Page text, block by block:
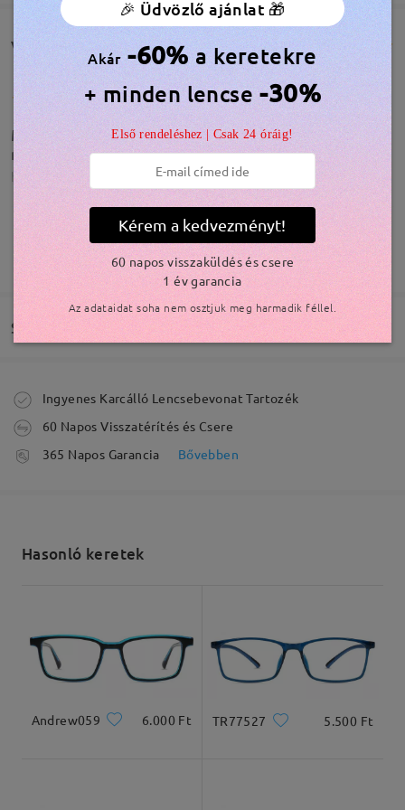
Modellinformáció
arcforma
Termékméretek
Vásárlói vélemények(83)
Minden rendben van. Gyors szállítás, elvárt
minőség :)
by Varróné György Sára on Nov 22 , 2025
Rendben
by Julianna onNov 12 , 2025
Írjon egy véleményt
TOVÁBBIAK MEGJELENÍTÉSE
Szállítás
Megrendelés leadva
feldolgozási idő
Kiszállítva
Ingyenes Karcálló Lencsebevonat Tartozék
60 Napos Visszatérítés és Csere
365 Napos Garancia
Bővebben
Hasonló keretek
Andrew059 6.000 Ft TR77527 5.500 Ft
🎉 Üdvözlő ajánlat 🎁
Akár -60% a keretekre
+ minden lencse -30%
Első rendeléshez | Csak 24 óráig!
Kérem a kedvezményt!
60 napos visszaküldés és csere
1 év garancia
Az adataidat soha nem osztjuk meg harmadik féllel.